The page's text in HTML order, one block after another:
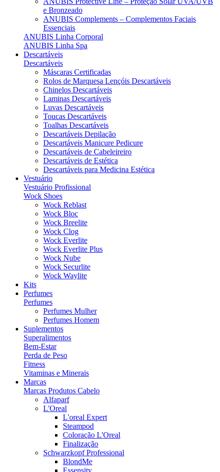
e Bronzeado
ANUBIS Complements – Complementos Faciais
Essenciais
ANUBIS Linha Corporal
ANUBIS Linha Spa
Descartáveis
Descartáveis
Máscaras Certificadas
Rolos de Marquesa Lençóis Descartáveis
Chinelos Descartáveis
Laminas Descartáveis
Luvas Descartáveis
Toucas Descartáveis
Toalhas Descartáveis
Descartáveis Depilação
Descartáveis Manicure Pedicure
Descartáveis de Cabeleireiro
Descartáveis de Estética
Descartáveis para Medicina Estética
Vestuário
Vestuário Profissional
Wock Shoes
Wock Reblast
Wock Bloc
Wock Breelite
Wock Clog
Wock Everlite
Wock Everlite Plus
Wock Nube
Wock Securlite
Wock Waylite
Kits
Perfumes
Perfumes
Perfumes Mulher
Perfumes Homem
Suplementos
Superalimentos
Bem-Estar
Perda de Peso
Fitness
Vitaminas e Minerais
Marcas
Marcas Produtos Cabelo
Alfaparf
L'Oreal
L'oreal Expert
Steampod
Coloração L'Oreal
Finalização
Schwarzkopf Professional
BlondMe
Essensity